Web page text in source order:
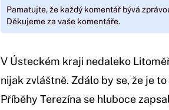
Pamatujte, že každý komentář bývá
Děkujeme za vaše komentáře.
V Ústeckém kraji nedaleko
nijak zvláštně. Zdálo by se, že je
Příběhy Terezína se hluboce